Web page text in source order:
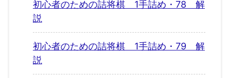
初心者のための詰将棋 1手詰め・78 解
説
初心者のための詰将棋 1手詰め・79 解
説